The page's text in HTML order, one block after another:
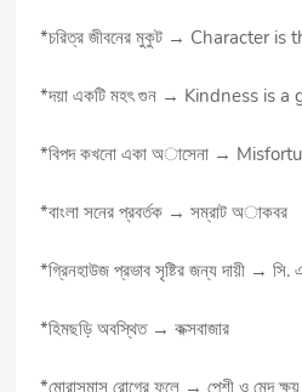
*চরিত্র জীবনের মুকুট → Character
*দয়া একটি মহৎ গুন → Kindness is
*বিপদ কখনো একা অাসেনা →
*বাংলা সনের প্রবর্তক → সম্রাট অাকবর
*গ্রিনহাউজ প্রভাব সৃষ্টির জন্য দায়ী → সি.
*হিমছড়ি অবস্থিত → কক্সবাজার
*মোরাসমাস রোগের ফলে → পেশী ও মেদ